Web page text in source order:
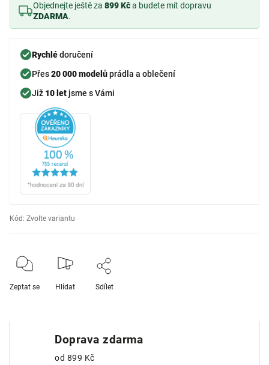
Objednejte ještě za 899 Kča budete mít dopravu
ZDARMA.
Rychlédoručení
Přes20 000 modelůprádla a oblečení
Již 10 let jsme s Vámi
Kód: Zvolte variantu
Zeptat se Hlídat Sdílet
Doprava zdarma
od 899 Kč